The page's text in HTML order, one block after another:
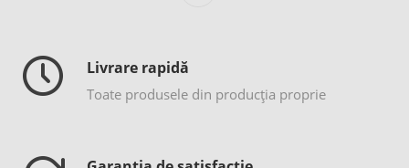
Livrare rapidă
Toate produsele din producția proprie